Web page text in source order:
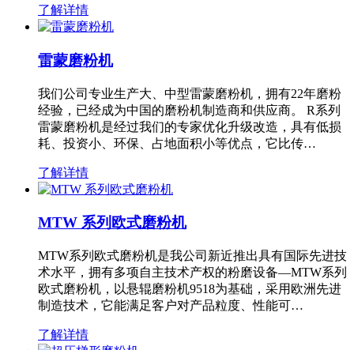
了解详情
雷蒙磨粉机
我们公司专业生产大、中型雷蒙磨粉机，拥有22年磨粉
经验，已经成为中国的磨粉机制造商和供应商。 R系列
雷蒙磨粉机是经过我们的专家优化升级改造，具有低损
耗、投资小、环保、占地面积小等优点，它比传…
了解详情
MTW 系列欧式磨粉机
MTW系列欧式磨粉机是我公司新近推出具有国际先进技
术水平，拥有多项自主技术产权的粉磨设备—MTW系列
欧式磨粉机，以悬辊磨粉机9518为基础，采用欧洲先进
制造技术，它能满足客户对产品粒度、性能可…
了解详情